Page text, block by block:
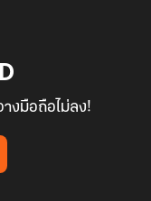
งมือถือไม่ลง!